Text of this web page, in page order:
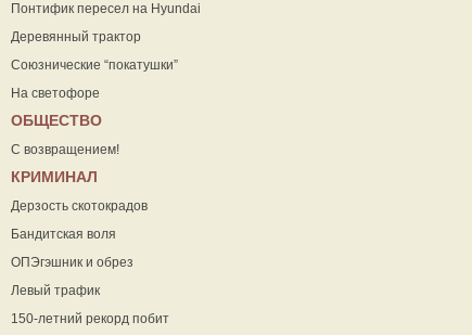
Понтифик пересел на Hyundai
Деревянный трактор
Союзнические “покатушки”
На светофоре
ОБЩЕСТВО
С возвращением!
КРИМИНАЛ
Дерзость скотокрадов
Бандитская воля
ОПЭгэшник и обрез
Левый трафик
150-летний рекорд побит